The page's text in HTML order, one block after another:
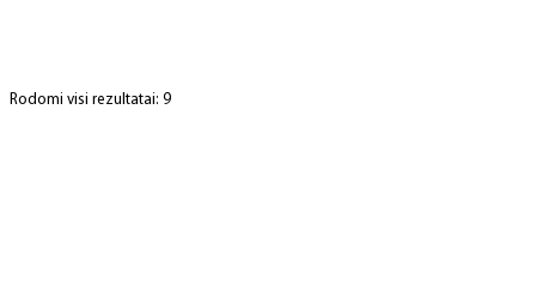
Rodomi visi rezultatai: 9